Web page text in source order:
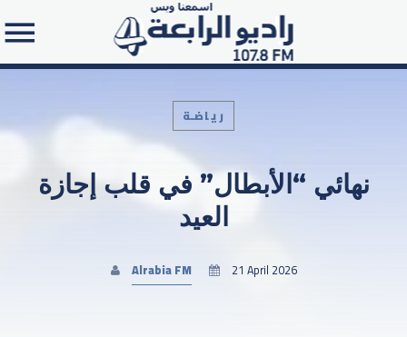
Search in the website:
رياضـة
نهائي “الأبطال” في قلب إجازة
العيد
Alrabia FM 21 April 2026